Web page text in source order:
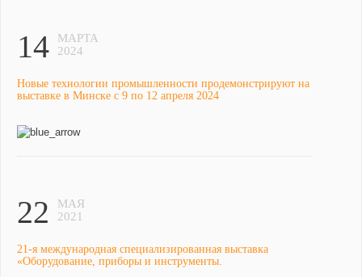
14
МАРТА
2024
Новые технологии промышленности продемонстрируют на
выставке в Минске с 9 по 12 апреля 2024
22
МАЯ
2021
21-я международная специализированная выставка
«Оборудование, приборы и инструменты.